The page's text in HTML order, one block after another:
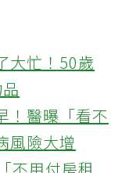
大忙！50歲
！醫曝「看不
風險大增